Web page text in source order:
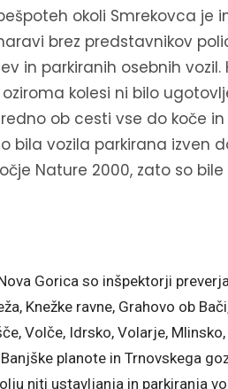
okoli Smrekovca je
brez predstavnikov
in parkiranih osebnih
kolesi ni bilo
ob cesti vse do koče
bila vozila parkirana izven
Nature 2000, zato so
Gorica so inšpektorji
Knežke ravne, Grahovo ob
Volče, Idrsko, Volarje,
planote in Trnovskega
niti ustavljanja in parkiranja